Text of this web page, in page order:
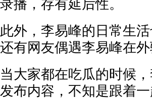
录播，存有延后性。
此外，李易峰的日常生
还有网友偶遇李易峰在外
当大家都在吃瓜的时候
发布内容，不知是跟着